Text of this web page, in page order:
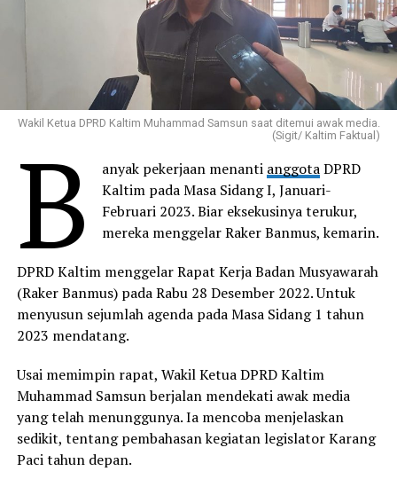
Wakil Ketua DPRD Kaltim Muhammad Samsun saat ditemui awak media.
(Sigit/ Kaltim Faktual)
B anyak pekerjaan menanti anggotaDPRD
Kaltim pada Masa Sidang I, Januari-
Februari 2023. Biar eksekusinya terukur,
mereka menggelar Raker Banmus, kemarin.
DPRD Kaltim menggelar Rapat Kerja Badan Musyawarah
(Raker Banmus) pada Rabu 28 Desember 2022. Untuk
menyusun sejumlah agenda pada Masa Sidang 1 tahun
2023 mendatang.
Usai memimpin rapat, Wakil Ketua DPRD Kaltim
Muhammad Samsun berjalan mendekati awak media
yang telah menunggunya. Ia mencoba menjelaskan
sedikit, tentang pembahasan kegiatan legislator Karang
Paci tahun depan.